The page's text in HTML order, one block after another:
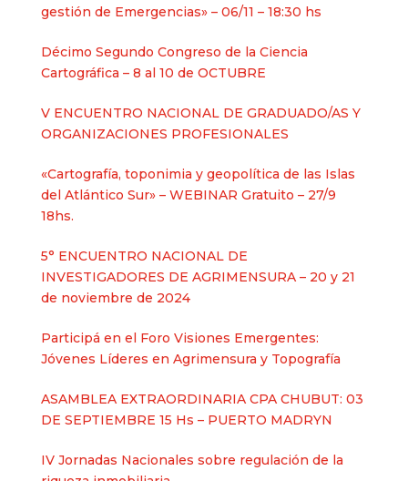
gestión de Emergencias» – 06/11 – 18:30 hs
Décimo Segundo Congreso de la Ciencia
Cartográfica – 8 al 10 de OCTUBRE
V ENCUENTRO NACIONAL DE GRADUADO/AS Y
ORGANIZACIONES PROFESIONALES
«Cartografía, toponimia y geopolítica de las Islas
del Atlántico Sur» – WEBINAR Gratuito – 27/9
18hs.
5° ENCUENTRO NACIONAL DE
INVESTIGADORES DE AGRIMENSURA – 20 y 21
de noviembre de 2024
Participá en el Foro Visiones Emergentes:
Jóvenes Líderes en Agrimensura y Topografía
ASAMBLEA EXTRAORDINARIA CPA CHUBUT: 03
DE SEPTIEMBRE 15 Hs – PUERTO MADRYN
IV Jornadas Nacionales sobre regulación de la